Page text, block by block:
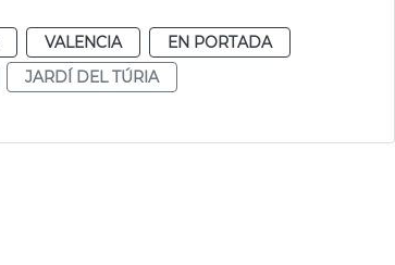
VALENCIA
EN PORTADA
JARDÍ DEL TÚRIA